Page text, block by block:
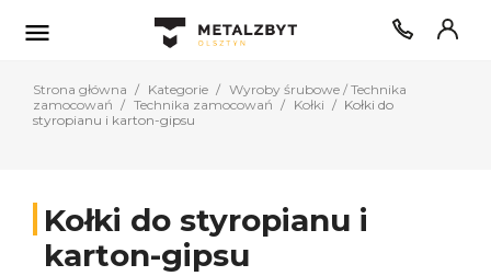

Strona główna Kategorie
Wyroby śrubowe / Technika
zamocowań
Technika zamocowań Kołki
Kołki do
styropianu i karton-gipsu
Kołki do styropianu i
karton-gipsu